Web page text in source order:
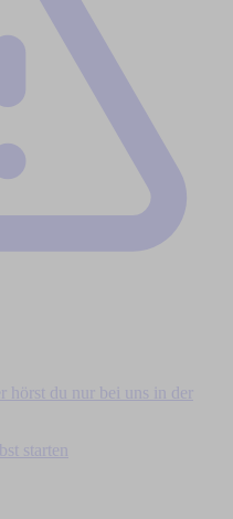
hörst du nur bei uns in der
starten